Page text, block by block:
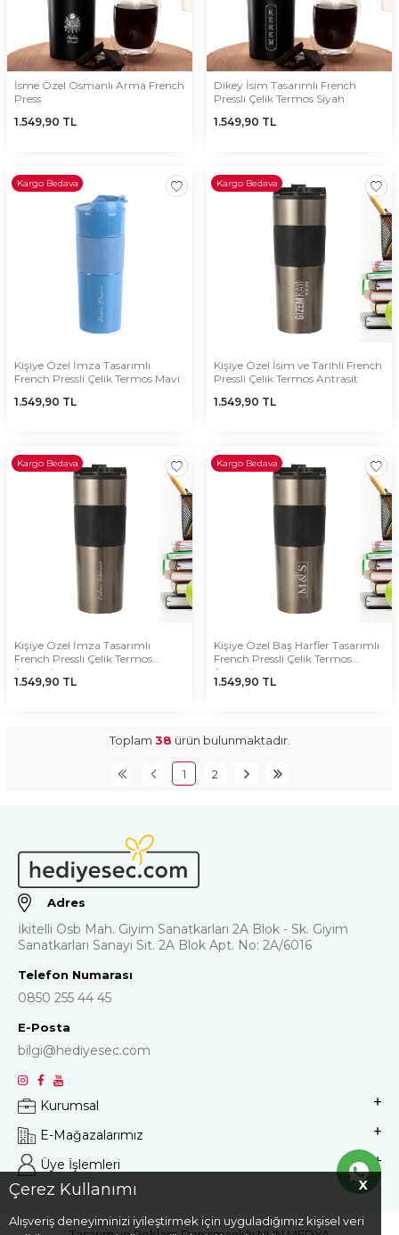
X
Çerez Kullanımı
Alışveriş deneyiminizi iyileştirmek için uyguladığımız kişisel veri
İsme Özel Osmanlı Arma French
Press
1.549,90 TL
Dikey İsim Tasarımlı French
Pressli Çelik Termos Siyah
1.549,90 TL
Kargo Bedava
Kişiye Özel İmza Tasarımlı
French Pressli Çelik Termos Mavi
1.549,90 TL
Kargo Bedava
Kişiye Özel İsim ve Tarihli French
Pressli Çelik Termos Antrasit
1.549,90 TL
Kargo Bedava
Kişiye Özel İmza Tasarımlı
French Pressli Çelik Termos
Antrasit
1.549,90 TL
Kargo Bedava
Kişiye Özel Baş Harfler Tasarımlı
French Pressli Çelik Termos
Antrasit
1.549,90 TL
Toplam 38 ürün bulunmaktadır.
1 2
Adres
İkitelli Osb Mah. Giyim Sanatkarları 2A Blok - Sk. Giyim
Sanatkarları Sanayi Sit. 2A Blok Apt. No: 2A/6016
Telefon Numarası
0850 255 44 45
E-Posta
bilgi@hediyesec.com
Kurumsal
E-Mağazalarımız
Üye İşlemleri